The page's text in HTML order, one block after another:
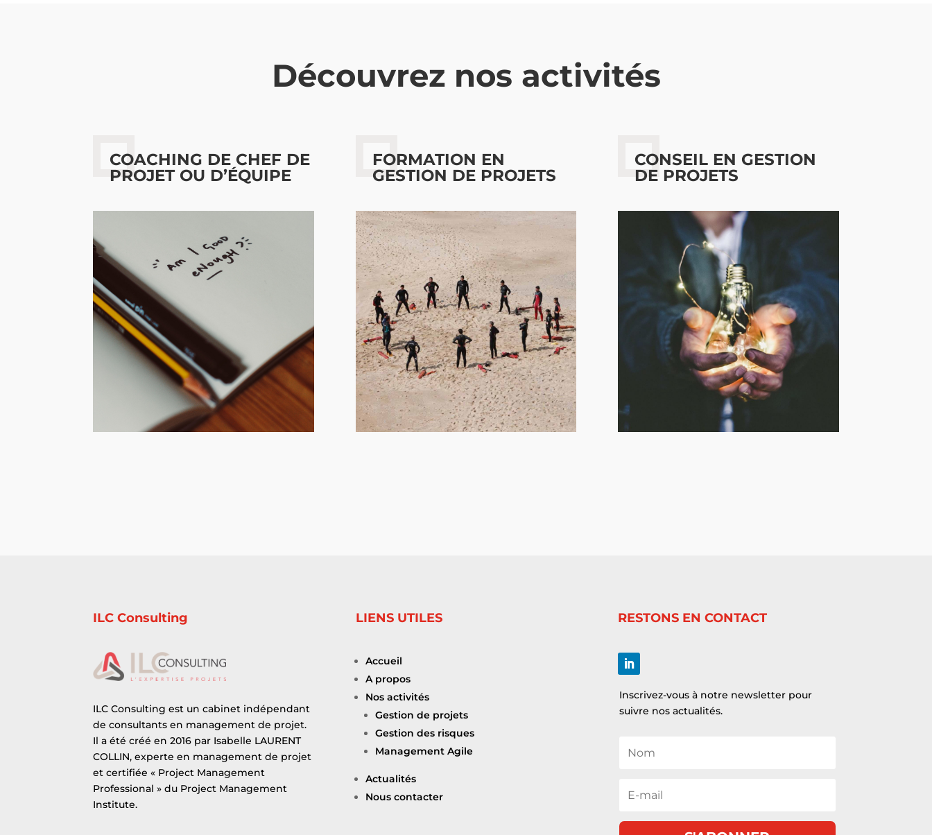
Découvrez nos activités
COACHING DE CHEF DE
PROJET OU D’ÉQUIPE
FORMATION EN
GESTION DE PROJETS
CONSEIL EN GESTION
DE PROJETS
ILC Consulting
ILC Consulting est un cabinet indépendant
de consultants en management de projet.
Il a été créé en 2016 par Isabelle LAURENT
COLLIN, experte en management de projet
et certifiée « Project Management
Professional » du Project Management
Institute.
LIENS UTILES
Accueil
A propos
Nos activités
Gestion de projets
Gestion des risques
Management Agile
Actualités
Nous contacter
RESTONS EN CONTACT
Inscrivez-vous à notre newsletter pour
suivre nos actualités.